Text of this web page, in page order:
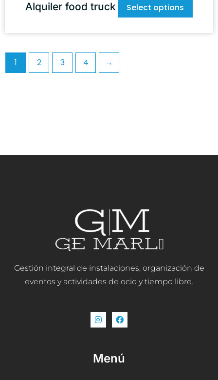
Alquiler food truck Select options
1 2 3 4 →
Gestión integral de instalaciones, organización de
eventos y actividades de ocio y tiempo libre.
Menú